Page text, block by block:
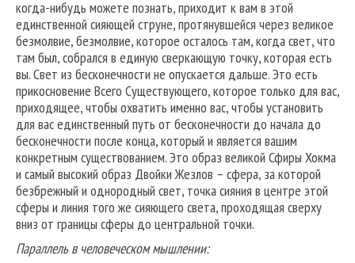
когда-нибудь можете познать, приходит к вам в этой
единственной сияющей струне, протянувшейся через великое
безмолвие, безмолвие, которое осталось там, когда свет, что
там был, собрался в единую сверкающую точку, которая есть
вы. Свет из бесконечности не опускается дальше. Это есть
прикосновение Всего Существующего, которое только для вас,
приходящее, чтобы охватить именно вас, чтобы установить
для вас единственный путь от бесконечности до начала до
бесконечности после конца, который и является вашим
конкретным существованием. Это образ великой Сфиры Хокма
и самый высокий образ Двойки Жезлов – сфера, за которой
безбрежный и однородный свет, точка сияния в центре этой
сферы и линия того же сияющего света, проходящая сверху
вниз от границы сферы до центральной точки.
Параллель в человеческом мышлении: